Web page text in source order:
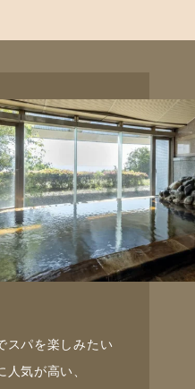
スパを楽しみたい
人気が高い、